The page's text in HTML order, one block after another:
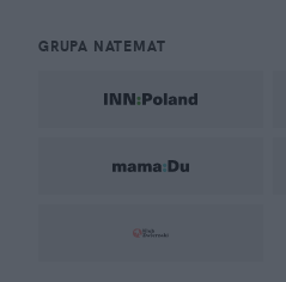
GRUPA NATEMAT